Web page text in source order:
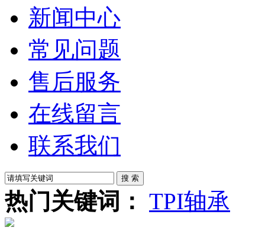
新闻中心
常见问题
售后服务
在线留言
联系我们
热门关键词： TPI轴承